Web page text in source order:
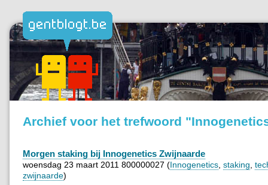
Archief voor het trefwoord
Morgen staking bij Innogenetics Zwijnaarde
woensdag 23 maart 2011 800000027 (Innogenetics staking
zwijnaarde)